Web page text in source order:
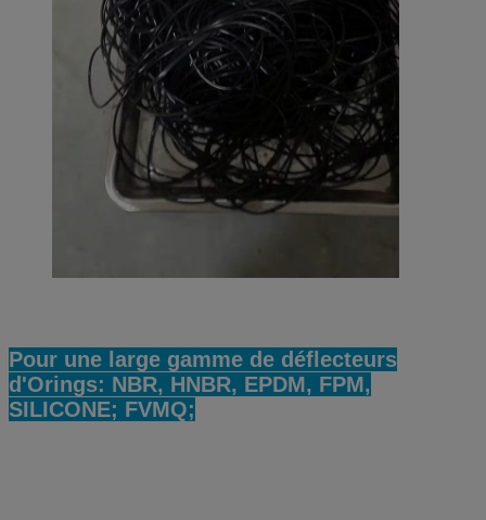
Pour une large gamme de déflecteurs
d'Orings: NBR, HNBR, EPDM, FPM,
SILICONE; FVMQ;